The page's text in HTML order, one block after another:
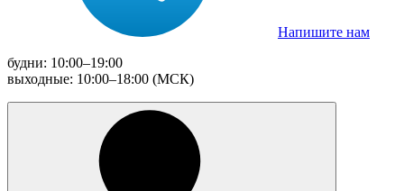
Напишите нам
будни: 10:00–19:00
выходные: 10:00–18:00 (МСК)